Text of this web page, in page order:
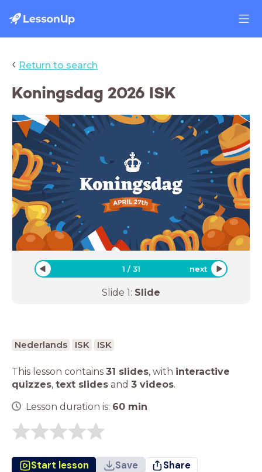
‹ Return to search
Koningsdag 2026 ISK
1 /31 next
Slide 1: Slide
Nederlands ISK ISK
This lesson contains 31 slides, with interactive
quizzes, text slides and 3 videos.
Lesson duration is: 60 min
Start lesson Save Share